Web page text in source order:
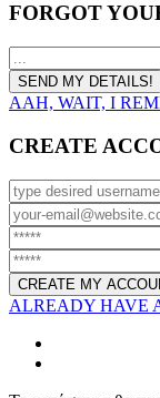
FORGOT
AAH, WAIT, I
CREATE
ALREADY HAVE